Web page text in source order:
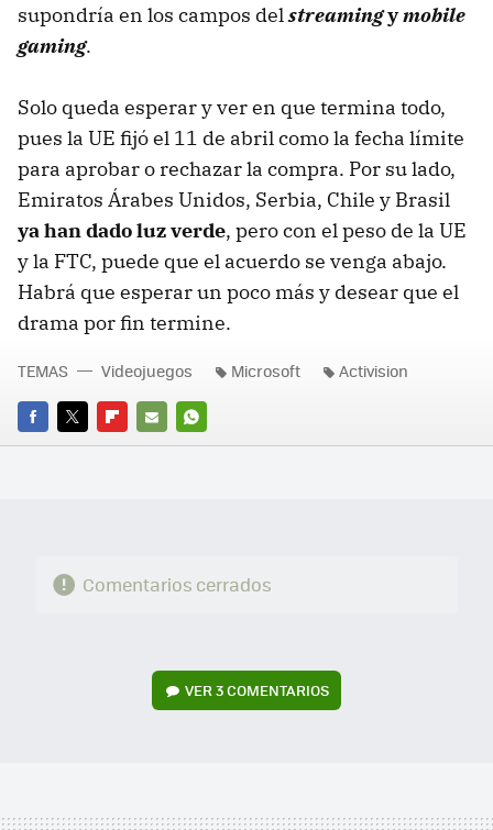
supondría en los campos delstreamingymobile
gaming.
Solo queda esperar y ver en que termina todo,
pues la UE fijó el 11 de abril como la fecha límite
para aprobar o rechazar la compra. Por su lado,
Emiratos Árabes Unidos, Serbia, Chile y Brasil
ya han dado luz verde, pero con el peso de la UE
y la FTC, puede que el acuerdo se venga abajo.
Habrá que esperar un poco más y desear que el
drama por fin termine.
FACEBOOK
TWITTERFLIPBOARD
E-
WHATSAPP
TEMAS Videojuegos Microsoft Activision
Comentarios cerrados
VER3 COMENTARIOS